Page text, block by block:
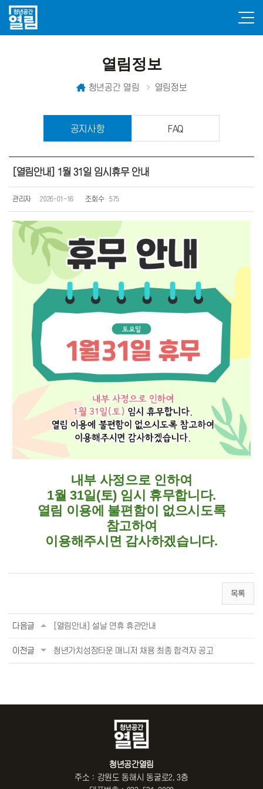
열림정보
청년공간 열림 열림정보
공지사항 FAQ
[열림안내] 1월 31일 임시휴무 안내
관리자 2026-01-16 조회수 575
내부 사정으로 인하여
1월 31일(토) 임시 휴무합니다.
열림 이용에 불편함이 없으시도록
참고하여
이용해주시면 감사하겠습니다.
목록
다음글 [열림안내] 설날 연휴 휴관안내
이전글 청년가치성장타운 매니저 채용 최종 합격자 공고
청년공간열림
주소 : 강원도 동해시 동굴로2, 3층